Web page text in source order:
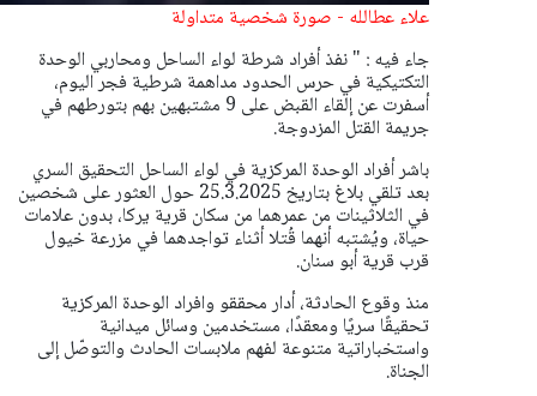
علاء عطالله - صورة شخصية متداولة
جاء فيه : " نفذ أفراد شرطة لواء الساحل ومحاربي الوحدة
التكتيكية في حرس الحدود مداهمة شرطية فجر اليوم،
أسفرت عن إلقاء القبض على 9 مشتبهين بهم بتورطهم في
جريمة القتل المزدوجة.
باشر أفراد الوحدة المركزية في لواء الساحل التحقيق السري
بعد تلقي بلاغ بتاريخ 25.3.2025 حول العثور على شخصين
في الثلاثينات من عمرهما من سكان قرية يركا، بدون علامات
حياة، ويُشتبه أنهما قُتلا أثناء تواجدهما في مزرعة خيول
قرب قرية أبو سنان.
منذ وقوع الحادثة، أدار محققو وافراد الوحدة المركزية
تحقيقًا سريًا ومعقدًا، مستخدمين وسائل ميدانية
واستخباراتية متنوعة لفهم ملابسات الحادث والتوصّل إلى
الجناة.